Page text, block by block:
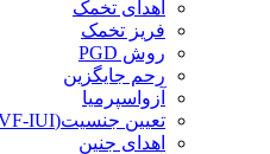
اهدای تخمک
فریز تخمک
روش PGD
رحم جایگزین
آزواسپرمیا
تعیین جنسیت(IVF-IUI)
اهدای جنین